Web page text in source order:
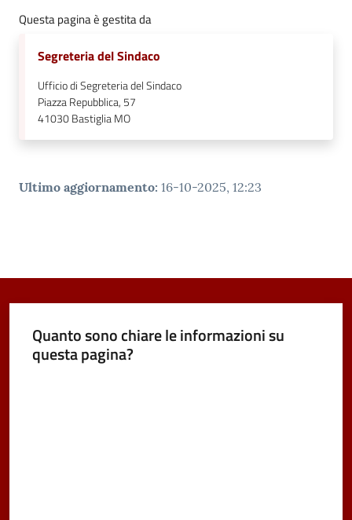
Questa pagina è gestita da
Segreteria del Sindaco
Ufficio di Segreteria del Sindaco
Piazza Repubblica, 57
41030Bastiglia MO
Ultimo aggiornamento: 16-10-2025, 12:23
Quanto sono chiare le informazioni su
questa pagina?